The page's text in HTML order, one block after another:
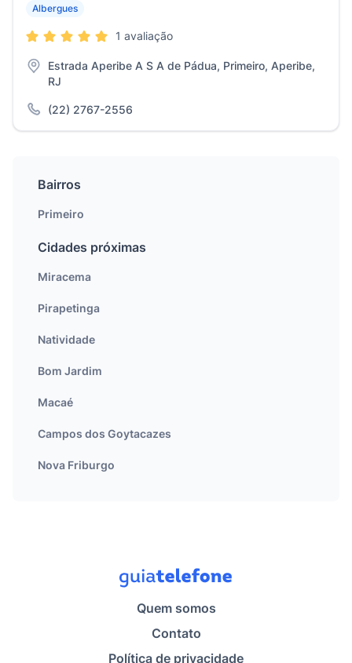
Albergues
1 avaliação
Estrada Aperibe A S A de Pádua, Primeiro, Aperibe,
RJ
(22) 2767-2556
Bairros
Primeiro
Cidades próximas
Miracema
Pirapetinga
Natividade
Bom Jardim
Macaé
Campos dos Goytacazes
Nova Friburgo
Quem somos
Contato
Política de privacidade